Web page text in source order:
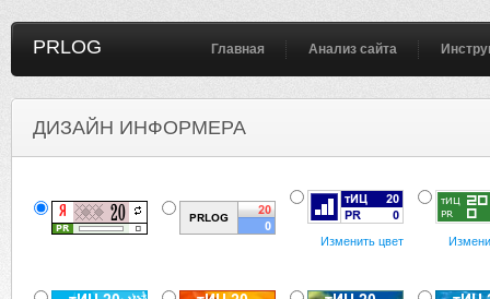
PRLOG Главная Анализ сайта
ДИЗАЙН ИНФОРМЕРА
Изменить цвет